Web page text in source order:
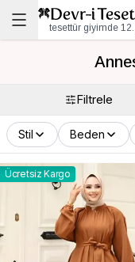
tesettür giyimde 12.
Filtrele
Stil Beden
Ücretsiz Kargo